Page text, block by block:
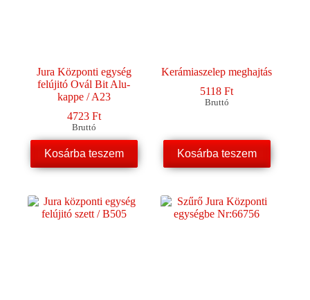
Jura Központi egység
felújitó Ovál Bit Alu-
kappe / A23
4723 Ft
Bruttó
Kosárba teszem
Kerámiaszelep meghajtás
5118Ft
Bruttó
Kosárba teszem